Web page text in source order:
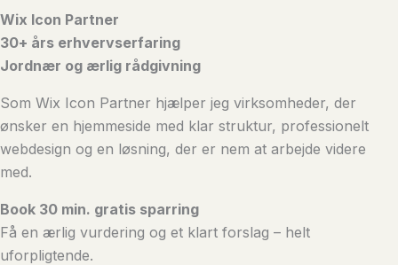
Wix Icon Partner
30+ års erhvervserfaring
Jordnær og ærlig rådgivning
Som Wix Icon Partner hjælper jeg virksomheder, der
ønsker en hjemmeside med klar struktur, professionelt
webdesign og en løsning, der er nem at arbejde videre
med.
Book 30 min. gratis sparring
Få en ærlig vurdering og et klart forslag – helt
uforpligtende.